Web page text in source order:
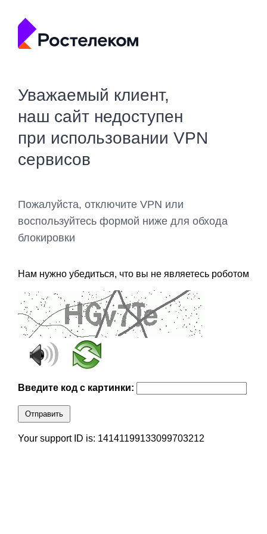
Уважаемый клиент,
наш сайт недоступен
при использовании VPN
сервисов
Пожалуйста, отключите VPN или
воспользуйтесь формой ниже для обхода
блокировки
Нам нужно убедиться, что вы не являетесь роботом
Введите код с картинки:
Отправить
Your support ID is: 14141199133099703212